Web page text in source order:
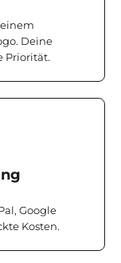
Deine
Priorität.
Google
Kosten.